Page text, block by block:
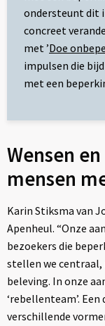
ondersteunt dit
concreet
met ’Doe
impulsen die
met een
Wensen
mensen
Karin Stiksma van
Apenheul. “Onze
bezoekers die
stellen we centraal,
beleving. In onze
‘rebellenteam’.
verschillende